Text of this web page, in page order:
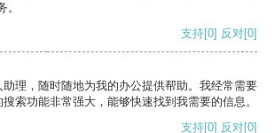
支持[0] 反对[0]
理，随时随地为我的办公提供帮助。我经常需要
索功能非常强大，能够快速找到我需要的信息。
支持[0] 反对[0]